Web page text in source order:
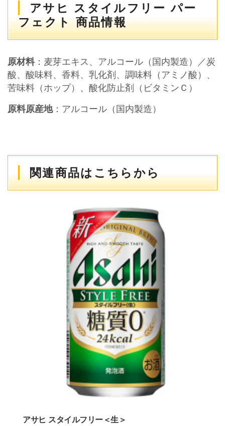
アサヒ スタイルフリー パー
フェクト 商品情報
原材料：麦芽エキス、アルコール（国内製造）／炭
酸、酸味料、香料、乳化剤、調味料（アミノ酸）、
苦味料（ホップ）、酸化防止剤（ビタミンＣ）
原料原産地：アルコール（国内製造）
関連商品はこちらから
アサヒ スタイルフリー＜生＞